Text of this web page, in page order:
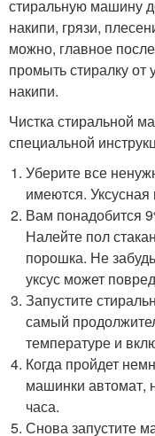
стиральную машину
накипи, грязи,
можно, главное
промыть стиралку от
накипи.
Чистка стиральной
специальной
Уберите все
имеются.
Вам понадобится
Налейте пол
порошка. Не
уксус может
Запустите
самый
температуре и
Когда пройдет
машинки автомат,
часа.
Снова запустите